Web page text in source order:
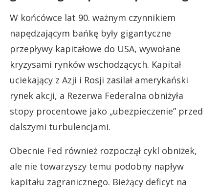
W końcówce lat 90. ważnym czynnikiem
napędzającym bańkę były gigantyczne
przepływy kapitałowe do USA, wywołane
kryzysami rynków wschodzących. Kapitał
uciekający z Azji i Rosji zasilał amerykański
rynek akcji, a Rezerwa Federalna obniżyła
stopy procentowe jako „ubezpieczenie” przed
dalszymi turbulencjami.
Obecnie Fed również rozpoczął cykl obniżek,
ale nie towarzyszy temu podobny napływ
kapitału zagranicznego. Bieżący deficyt na